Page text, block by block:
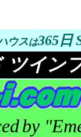
ウスは365日
ツイン
by